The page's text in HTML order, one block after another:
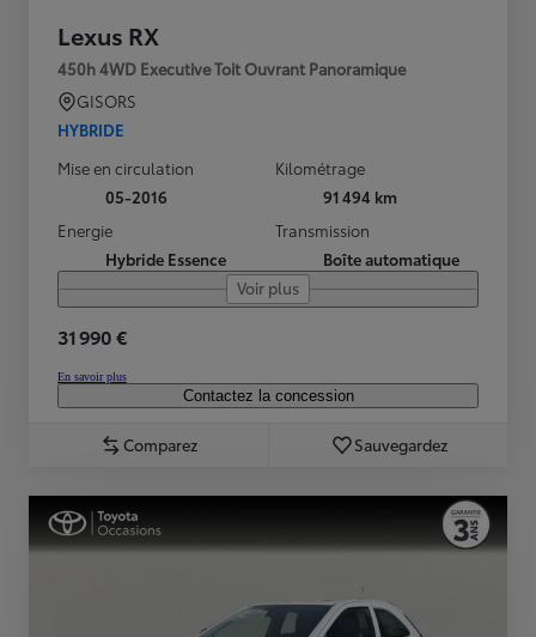
Lexus RX
450h 4WD Executive Toit Ouvrant Panoramique
GISORS
HYBRIDE
Mise en circulation
05-2016
Kilométrage
91 494 km
Energie
Hybride Essence
Transmission
Boîte automatique
Voir plus
31 990 €
En savoir plus
Contactez la concession
Comparez Sauvegardez